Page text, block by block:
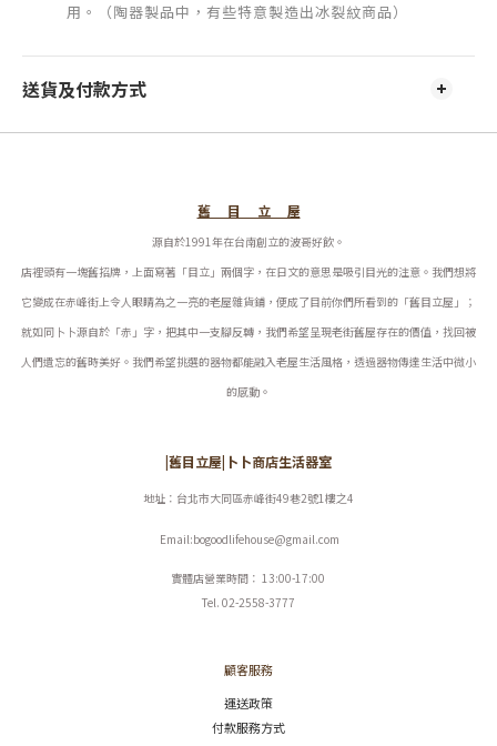
用。（陶器製品中，有些特意製造出冰裂紋商品）
送貨及付款方式
舊 目 立 屋
源自於1991年在台南創立的波哥好飲。
店裡頭有一塊舊招牌，上面寫著「目立」兩個字，在日文的意思是吸引目光的注意。我們想將
它變成在赤峰街上令人眼睛為之一亮的老屋雜貨鋪，便成了目前你們所看到的「舊目立屋」；
就如同卜卜源自於「赤」字，把其中一支腳反轉，我們希望呈現老街舊屋存在的價值，找回被
人們遺忘的舊時美好。 我們希望挑選的器物都能融入老屋生活風格，透過器物傳達生活中微小
的感動。
|舊目立屋|卜卜商店生活器室
地址：台北市大同區赤峰街49巷2號1樓之4
Email:bogoodlifehouse@gmail.com
實體店營業時間： 13:00-17:00
Tel. 02-2558-3777
顧客服務
運送政策
付款服務方式